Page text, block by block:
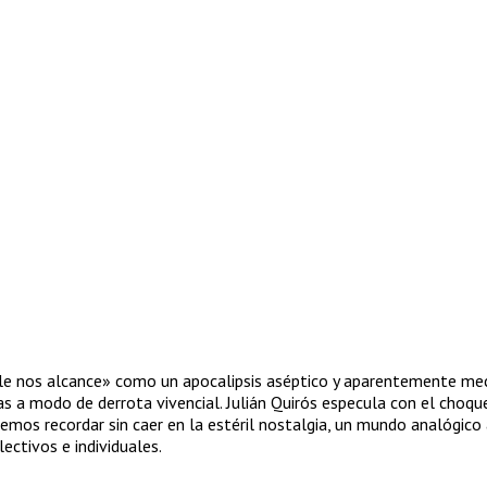
alcance» como un apocalipsis aséptico y aparentemente
a modo de derrota vivencial. Julián Quirós especula con el
recordar sin caer en la estéril nostalgia, un mundo
e individuales.